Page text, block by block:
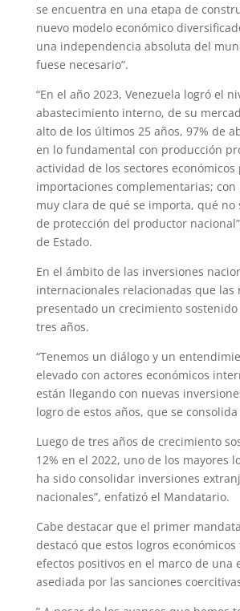
se encuentra en una etapa de
nuevo modelo económico
una independencia absoluta del
fuese necesario”.
“En el año 2023, Venezuela logró el
abastecimiento interno, de su
alto de los últimos 25 años, 97% de
en lo fundamental con producción
actividad de los sectores económicos
importaciones complementarias;
muy clara de qué se importa, qué no
de protección del productor
de Estado.
En el ámbito de las inversiones
internacionales relacionadas que las
presentado un crecimiento
tres años.
“Tenemos un diálogo y un
elevado con actores económicos
están llegando con nuevas
logro de estos años, que se
Luego de tres años de crecimiento
12% en el 2022, uno de los mayores
ha sido consolidar inversiones
nacionales”, enfatizó el Mandatario.
Cabe destacar que el primer
destacó que estos logros
efectos positivos en el marco de una
asediada por las sanciones